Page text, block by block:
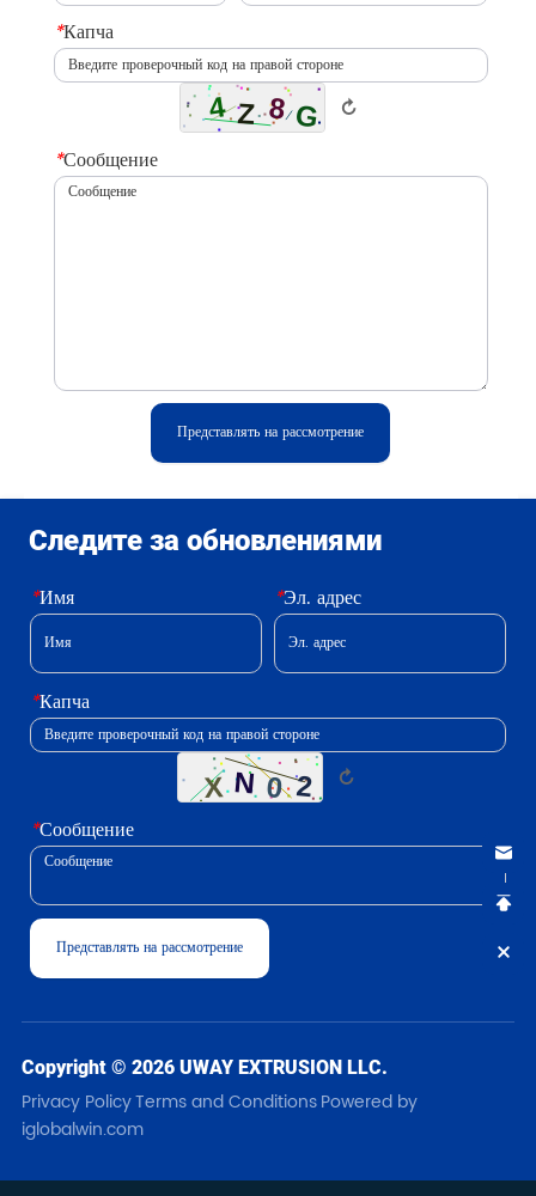
*Капча
↻
*Сообщение
Представлять на рассмотрение
Следите за обновлениями
*Имя *Эл. адрес
*Капча
↻
*Сообщение
Представлять на рассмотрение
Copyright © 2026 UWAY EXTRUSION LLC.
Privacy PolicyTerms and ConditionsPowered by
iglobalwin.com